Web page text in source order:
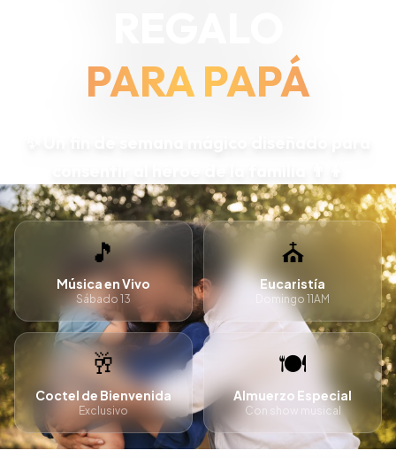
PARA PAPÁ
🎵
Música en Vivo
Sábado 13
⛪
Eucaristía
Domingo 11AM
🥂
Coctel de Bienvenida
Exclusivo
🍽️
Almuerzo Especial
Con show musical